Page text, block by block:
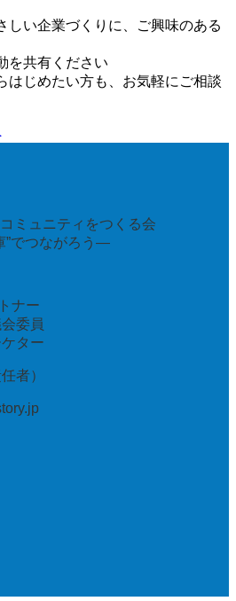
しい企業づくりに、ご興味のある
を共有ください
はじめたい方も、お気軽にご相談
ミュニティをつくる会
”でつながろう—
ナー
委員
ター
者）